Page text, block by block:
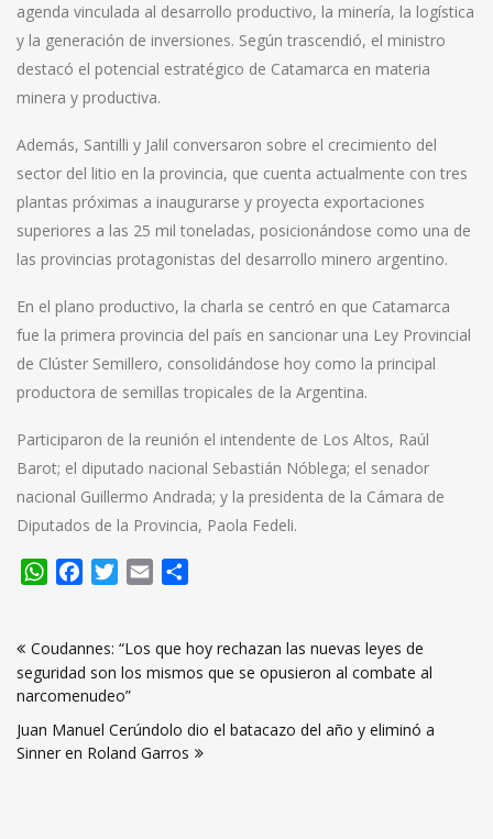
agenda vinculada al desarrollo productivo, la minería, la logística
y la generación de inversiones. Según trascendió, el ministro
destacó el potencial estratégico de Catamarca en materia
minera y productiva.
Además, Santilli y Jalil conversaron sobre el crecimiento del
sector del litio en la provincia, que cuenta actualmente con tres
plantas próximas a inaugurarse y proyecta exportaciones
superiores a las 25 mil toneladas, posicionándose como una de
las provincias protagonistas del desarrollo minero argentino.
En el plano productivo, la charla se centró en que Catamarca
fue la primera provincia del país en sancionar una Ley Provincial
de Clúster Semillero, consolidándose hoy como la principal
productora de semillas tropicales de la Argentina.
Participaron de la reunión el intendente de Los Altos, Raúl
Barot; el diputado nacional Sebastián Nóblega; el senador
nacional Guillermo Andrada; y la presidenta de la Cámara de
Diputados de la Provincia, Paola Fedeli.
WhatsApp
FacebookTwitter
Email
de
entradas
Coudannes: “Los que hoy rechazan las nuevas leyes de
seguridad son los mismos que se opusieron al combate al
narcomenudeo”
Juan Manuel Cerúndolo dio el batacazo del año y eliminó a
Sinner en Roland Garros